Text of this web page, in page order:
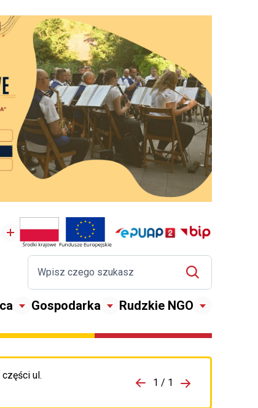
Gospodarka Rudzkie NGO
ul.
do porzpedniego komunikatu 1 / 1
Przejdź do